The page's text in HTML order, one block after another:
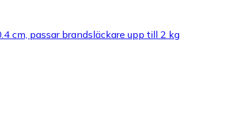
cm, passar brandsläckare upp till 2 kg